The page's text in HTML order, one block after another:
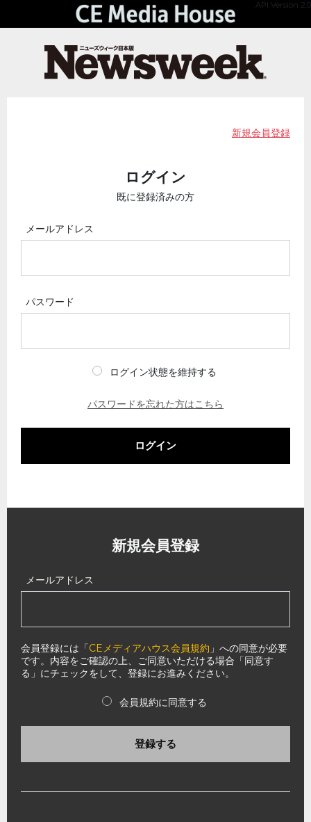
API Version 2.0
新規会員登録
ログイン
既に登録済みの方
メールアドレス
パスワード
ログイン状態を維持する
パスワードを忘れた方はこちら
ログイン
新規会員登録
メールアドレス
会員登録には「CEメディアハウス会員規約 」への同意が必要
です。内容をご確認の上、ご同意いただける場合「同意す
る」にチェックをして、登録にお進みください。
会員規約に同意する
登録する